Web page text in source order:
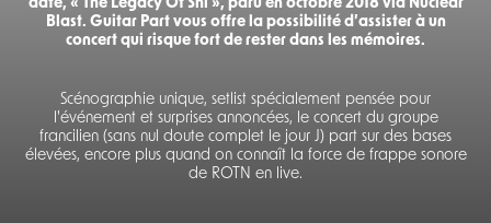
date, « The Legacy Of Shi », paru en octobre 2018 via Nuclear
Blast. Guitar Part vous offre la possibilité d’assister à un
concert qui risque fort de rester dans les mémoires.
Scénographie unique, setlist spécialement pensée pour
l'événement et surprises annoncées, le concert du groupe
francilien (sans nul doute complet le jour J) part sur des bases
élevées, encore plus quand on connaît la force de frappe sonore
de ROTN en live.